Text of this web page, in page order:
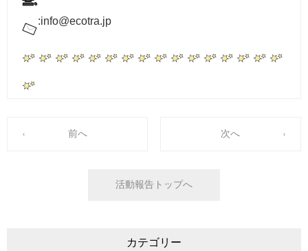
:info@ecotra.jp
前へ 次へ
活動報告トップへ
カテゴリー